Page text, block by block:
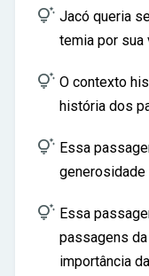
 Jacó queria
temia por sua
 O contexto
história dos
 Essa
generosidade
 Essa
passagens
importância